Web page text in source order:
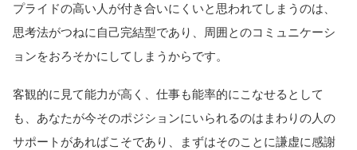
プライドの高い人が付き合いにくいと思われてしまうのは、
思考法がつねに自己完結型であり、周囲とのコミュニケーシ
ョンをおろそかにしてしまうからです。
客観的に見て能力が高く、仕事も能率的にこなせるとして
も、あなたが今そのポジションにいられるのはまわりの人の
サポートがあればこそであり、まずはそのことに謙虚に感謝